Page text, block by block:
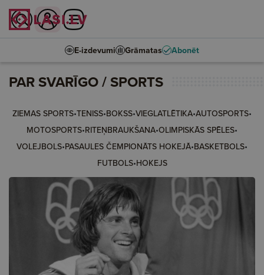
E-izdevumi Grāmatas Abonēt
PAR SVARĪGO/SPORTS
ZIEMAS SPORTS•TENISS•BOKSS•VIEGLATLĒTIKA•AUTOSPORTS•
MOTOSPORTS•RITEŅBRAUKŠANA•OLIMPISKĀS SPĒLES•
VOLEJBOLS•PASAULES ČEMPIONĀTS HOKEJĀ•BASKETBOLS•
FUTBOLS•HOKEJS